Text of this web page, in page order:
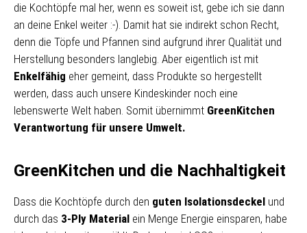
die Kochtöpfe mal her, wenn es soweit ist, gebe ich sie dann
an deine Enkel weiter :-). Damit hat sie indirekt schon Recht,
denn die Töpfe und Pfannen sind aufgrund ihrer Qualität und
Herstellung besonders langlebig. Aber eigentlich ist mit
Enkelfähig eher gemeint, dass Produkte so hergestellt
werden, dass auch unsere Kindeskinder noch eine
lebenswerte Welt haben. Somit übernimmt GreenKitchen
Verantwortung für unsere Umwelt.
GreenKitchen und die Nachhaltigkeit
Dass die Kochtöpfe durch den guten Isolationsdeckel und
durch das 3-Ply Material ein Menge Energie einsparen, habe